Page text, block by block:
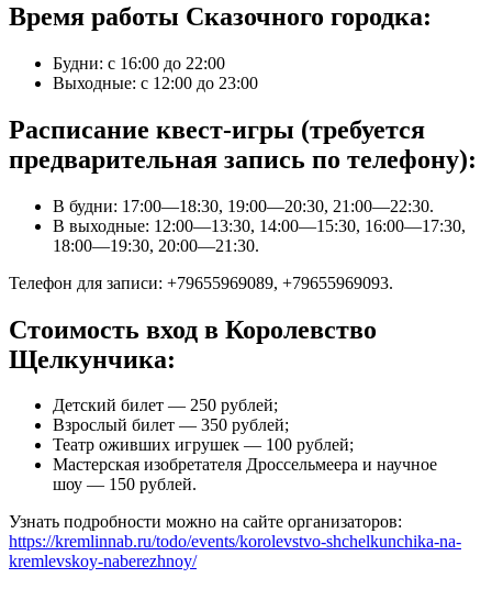
Время работы Сказочного городка:
Будни: с 16:00 до 22:00
Выходные: с 12:00 до 23:00
Расписание квест-игры (требуется
предварительная запись по телефону):
В будни: 17:00—18:30, 19:00—20:30, 21:00—22:30.
В выходные: 12:00—13:30, 14:00—15:30, 16:00—17:30,
18:00—19:30, 20:00—21:30.
Телефон для записи: +79655969089, +79655969093.
Стоимость вход в Королевство
Щелкунчика:
Детский билет — 250 рублей;
Взрослый билет — 350 рублей;
Театр оживших игрушек — 100 рублей;
Мастерская изобретателя Дроссельмеера и научное
шоу — 150 рублей.
Узнать подробности можно на сайте организаторов:
https://kremlinnab.ru/todo/events/korolevstvo-shchelkunchika-na-
kremlevskoy-naberezhnoy/